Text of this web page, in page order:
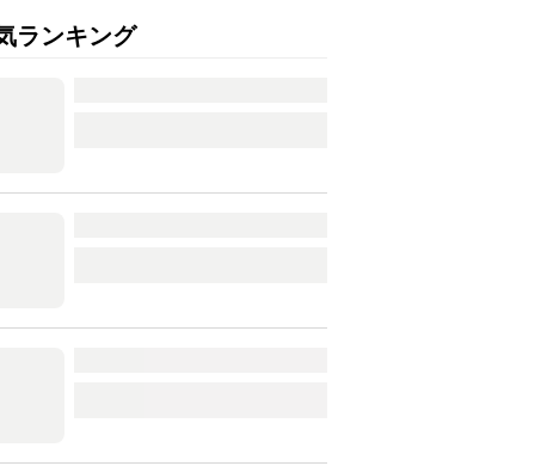
ランキング